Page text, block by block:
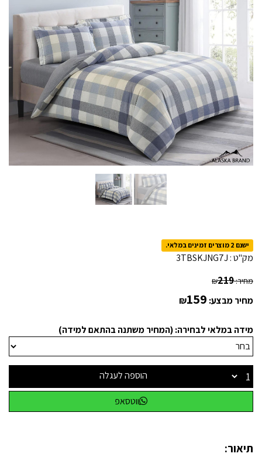
ישנם 2 מוצרים זמינים במלאי.
מק"ט : 3TBSKJNG7J
מחיר: ₪219
מחיר מבצע: ₪159
מידה במלאי לבחירה: (המחיר משתנה בהתאם למידה)
הוספה לעגלה
ווטסאפ
תיאור: